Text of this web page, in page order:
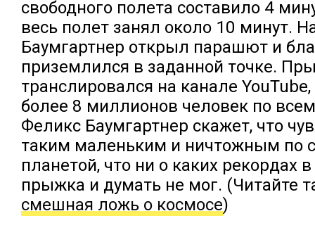
свободного полета составило 4
весь полет занял около 10 минут.
Баумгартнер открыл парашют и
приземлился в заданной точке.
транслировался на канале
более 8 миллионов человек по
Феликс Баумгартнер скажет, что
таким маленьким и ничтожным по
планетой, что ни о каких рекордах
прыжка и думать не мог. (Читайте
смешная ложь о космосе)